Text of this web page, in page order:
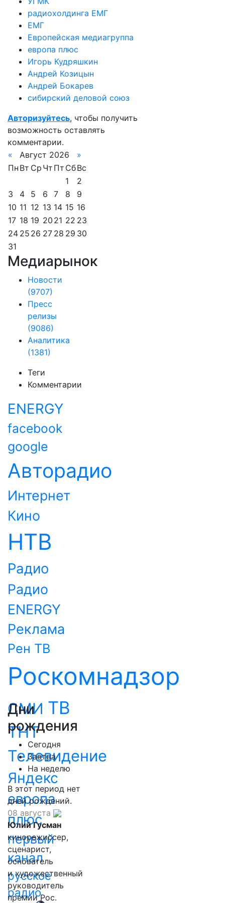
радиохолдинга ЕМГ
ЕМГ
Европейская медиагруппа
европа плюс
Игорь Кудряшкин
Андрей Козицын
Андрей Бокарев
сибирский деловой союз
Авторизуйтесь, чтобы получить
возможность оставлять
комментарии.
«
Август 2026
»
Пн Вт Ср Чт Пт СбВс
1
2
3
4 5 6 7 8
9
10 11 12 13 14 15 16
17 18 19 20 21 22 23
24 25 26 27 28 29 30
31
Медиарынок
Новости
(9707)
Пресс
релизы
(9086)
Аналитика
(1381)
Теги
Комментарии
ENERGY
facebook
google
Авторадио
Интернет
Кино
НТВ
Радио
Радио
ENERGY
Реклама
Рен ТВ
Роскомнадзор
СМИ ТВ
ТНТ
Телевидение
Яндекс
европа
плюс
первый
канал
русское
радио
Дни
рождения
Сегодня
Завтра
На неделю
В этот период нет
дней рождений.
08 августа
Юлий Гусман
кинорежиссер,
сценарист,
основатель
и художественный
руководитель
премии Рос.